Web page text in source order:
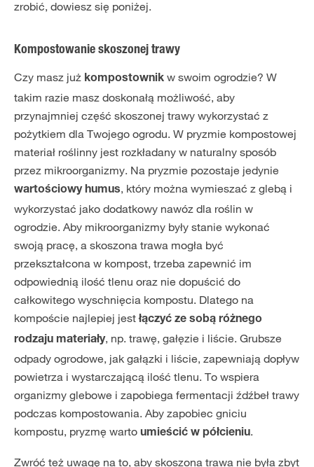
zrobić, dowiesz się poniżej.
Kompostowanie skoszonej trawy
Czy masz już kompostownik w swoim ogrodzie? W
takim razie masz doskonałą możliwość, aby
przynajmniej część skoszonej trawy wykorzystać z
pożytkiem dla Twojego ogrodu. W pryzmie kompostowej
materiał roślinny jest rozkładany w naturalny sposób
przez mikroorganizmy. Na pryzmie pozostaje jedynie
wartościowy humus, który można wymieszać z glebą i
wykorzystać jako dodatkowy nawóz dla roślin w
ogrodzie. Aby mikroorganizmy były stanie wykonać
swoją pracę, a skoszona trawa mogła być
przekształcona w kompost, trzeba zapewnić im
odpowiednią ilość tlenu oraz nie dopuścić do
całkowitego wyschnięcia kompostu. Dlatego na
kompoście najlepiej jestłączyć ze sobą różnego
rodzaju materiały, np. trawę, gałęzie i liście. Grubsze
odpady ogrodowe, jak gałązki i liście, zapewniają dopływ
powietrza i wystarczającą ilość tlenu. To wspiera
organizmy glebowe i zapobiega fermentacji źdźbeł trawy
podczas kompostowania. Aby zapobiec gniciu
kompostu, pryzmę warto umieścić w półcieniu.
Zwróć też uwagę na to, aby skoszona trawa nie była zbyt